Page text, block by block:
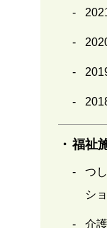
福祉
つ
シ
介